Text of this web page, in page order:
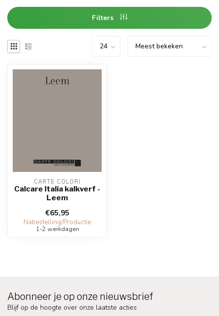
Filters
CARTE COLORI
Calcare Italia kalkverf -
Leem
€65,95
Nabestelling/Productie
1-2 werkdagen
Abonneer je op onze nieuwsbrief
Blijf op de hoogte over onze laatste acties